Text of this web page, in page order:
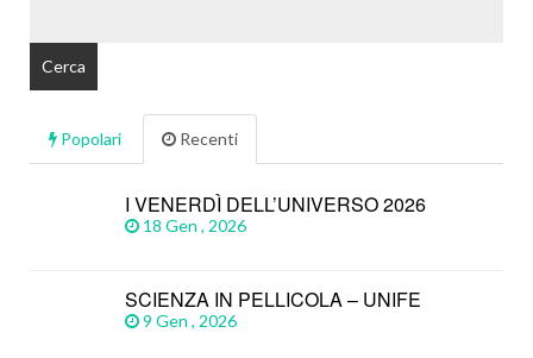
Popolari Recenti
I VENERDÌ DELL’UNIVERSO 2026
18 Gen , 2026
SCIENZA IN PELLICOLA – UNIFE
9 Gen , 2026